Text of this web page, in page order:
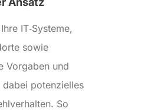
IT‑Systeme,
sowie
Vorgaben und
potenzielles
So